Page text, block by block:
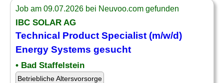
Job am 09.07.2026 bei Neuvoo.com gefunden
IBC SOLAR AG
Technical Product Specialist (m/w/d)
Energy Systems gesucht
• Bad Staffelstein
Betriebliche Altersvorsorge